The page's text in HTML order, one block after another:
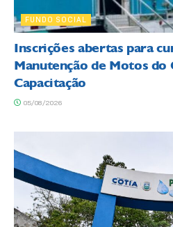
FUNDO SOCIAL
Inscrições abertas para
Manutenção de Motos do
Capacitação
05/08/2026